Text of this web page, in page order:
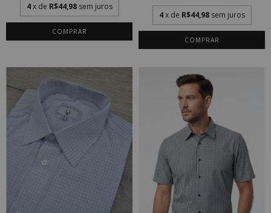
4 x de R$44,98 sem juros
COMPRAR
4 x de R$44,98 sem juros
COMPRAR